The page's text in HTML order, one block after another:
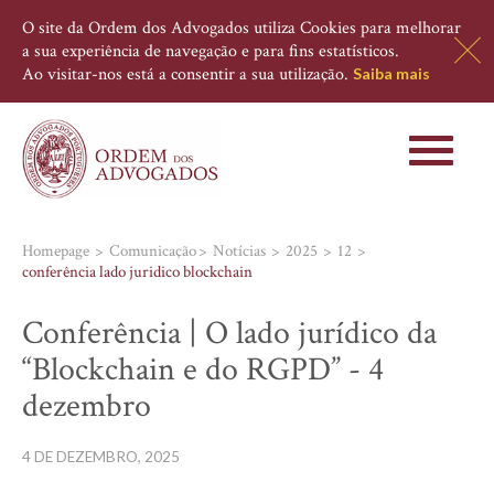
O site da Ordem dos Advogados utiliza Cookies para melhorar
a sua experiência de navegação e para fins estatísticos.
Ao visitar-nos está a consentir a sua utilização. Saiba mais
Toggle
Homepage Comunicação Notícias 2025
12
conferência lado juridico blockchain
Conferência | O lado jurídico da
“Blockchain e do RGPD” - 4
dezembro
4 DE DEZEMBRO, 2025